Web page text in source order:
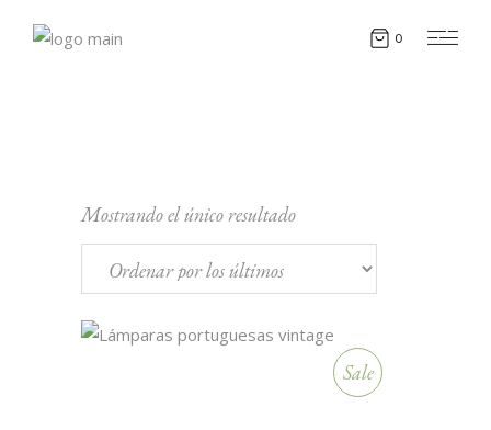
0
Mostrando el único resultado
Sale